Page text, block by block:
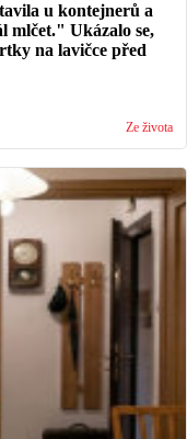
u kontejnerů a
mlčet." Ukázalo se,
na lavičce před
Ze života